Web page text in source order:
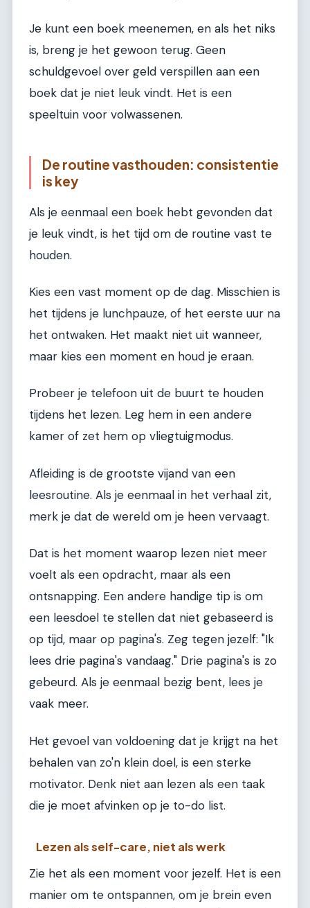
Je kunt een boek meenemen, en als het niks
is, breng je het gewoon terug. Geen
schuldgevoel over geld verspillen aan een
boek dat je niet leuk vindt. Het is een
speeltuin voor volwassenen.
De routine vasthouden: consistentie
is key
Als je eenmaal een boek hebt gevonden dat
je leuk vindt, is het tijd om de routine vast te
houden.
Kies een vast moment op de dag. Misschien is
het tijdens je lunchpauze, of het eerste uur na
het ontwaken. Het maakt niet uit wanneer,
maar kies een moment en houd je eraan.
Probeer je telefoon uit de buurt te houden
tijdens het lezen. Leg hem in een andere
kamer of zet hem op vliegtuigmodus.
Afleiding is de grootste vijand van een
leesroutine. Als je eenmaal in het verhaal zit,
merk je dat de wereld om je heen vervaagt.
Dat is het moment waarop lezen niet meer
voelt als een opdracht, maar als een
ontsnapping. Een andere handige tip is om
een leesdoel te stellen dat niet gebaseerd is
op tijd, maar op pagina's. Zeg tegen jezelf: "Ik
lees drie pagina's vandaag." Drie pagina's is zo
gebeurd. Als je eenmaal bezig bent, lees je
vaak meer.
Het gevoel van voldoening dat je krijgt na het
behalen van zo'n klein doel, is een sterke
motivator. Denk niet aan lezen als een taak
die je moet afvinken op je to-do list.
Lezen als self-care, niet als werk
Zie het als een moment voor jezelf. Het is een
manier om te ontspannen, om je brein even